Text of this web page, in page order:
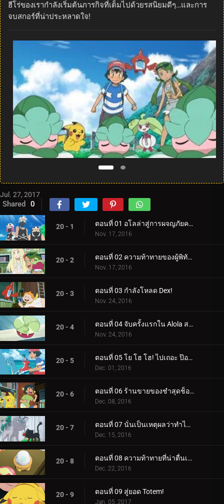
ฮีโร่ของเรากำลังเริ่มต้นภารกิจที่เต็มไปด้วยรสนิยมดีๆ…และการ
จบสกอร์ที่น่าประหลาดใจ!
Jul. 27, 2017
Shared 0
20 - 1 ตอนที่ 01 อโลล่าสู่การผจญภัยครั้งใหม่!
Nov. 17, 2016
20 - 2 ตอนที่ 02 ความท้าทายของผู้พิทักษ์!
Nov. 17, 2016
20 - 3 ตอนที่ 03 กำลังโหลด Dex!
Nov. 24, 2016
20 - 4 ตอนที่ 04 จับครั้งแรกใน Alola สไตล์ Ketchum!
Nov. 24, 2016
20 - 5 ตอนที่ 05 โย โฮ โฮ! ไปเถอะ ป๊อปปลิโอ!
Dec. 01, 2016
20 - 6 ตอนที่ 06 ร้านขายของชำสุดช็อก!
Dec. 08, 2016
20 - 7 ตอนที่ 07 นั่นเป็นเหตุผลว่าทำไมเจ้าลิตเติ้ลถึงเป็นคนขี้โกง!
Dec. 15, 2016
20 - 8 ตอนที่ 08 ความท้าทายที่น่าตื่นเต้นของไข่ของลิลลี่!
Dec. 22, 2016
20 - 9 ตอนที่ 09 สู่ยอด Totem!
Jan. 05, 2017